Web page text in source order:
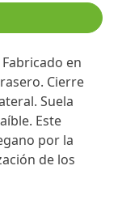
en
Cierre
Suela
Este
por la
de los